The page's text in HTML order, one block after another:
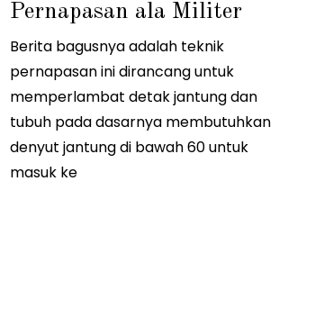
2
0
1
Pernapasan ala Militer
Berita bagusnya adalah teknik
pernapasan ini dirancang untuk
memperlambat detak jantung dan
tubuh pada dasarnya membutuhkan
denyut jantung di bawah 60 untuk
masuk ke